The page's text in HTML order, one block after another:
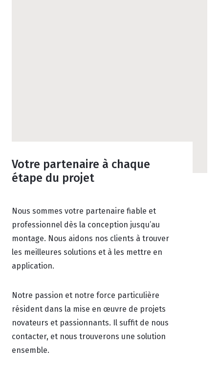
Votre partenaire à chaque
étape du projet
Nous sommes votre partenaire fiable et
professionnel dès la conception jusqu’au
montage. Nous aidons nos clients à trouver
les meilleures solutions et à les mettre en
application.
Notre passion et notre force particulière
résident dans la mise en œuvre de projets
novateurs et passionnants. Il suffit de nous
contacter, et nous trouverons une solution
ensemble.